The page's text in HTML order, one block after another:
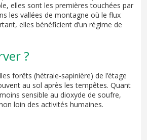
elles sont les premières touchées par
les vallées de montagne où le flux
elles bénéficient d’un régime de
?
forêts (hétraie-sapinière) de l’étage
au sol après les tempêtes. Quant
sensible au dioxyde de soufre,
loin des activités humaines.